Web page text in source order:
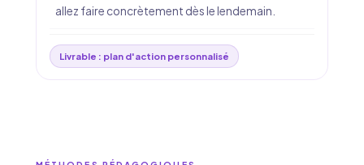
allez faire concrètement dès le lendemain.
Livrable : plan d'action personnalisé